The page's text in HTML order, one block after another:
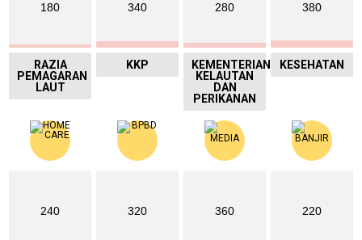
180
RAZIA
PEMAGARAN
LAUT
340
KKP
280
KEMENTERIAN
KELAUTAN
DAN
PERIKANAN
380
KESEHATAN
240 320 360 220